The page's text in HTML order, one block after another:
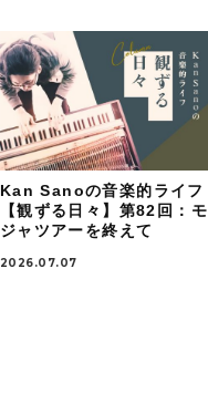
Kan Sanoの音楽的ライフ
【観ずる日々】第82回：モ
ジャツアーを終えて
2026.07.07